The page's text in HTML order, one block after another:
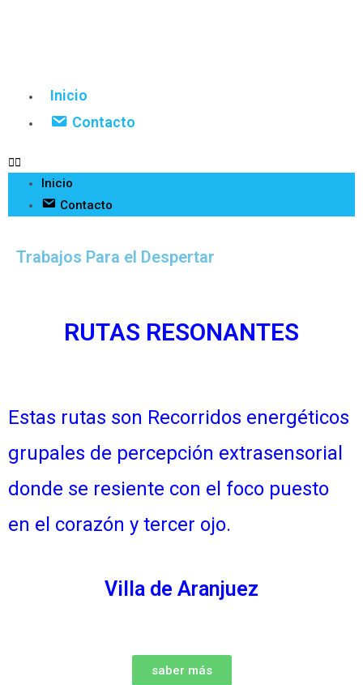
Inicio
Contacto
Inicio
Contacto
Trabajos Para el Despertar
RUTAS RESONANTES
Estas rutas son Recorridos energéticos
grupales de percepción extrasensorial
donde se resiente con el foco puesto
en el corazón y tercer ojo.
Villa de Aranjuez
saber más